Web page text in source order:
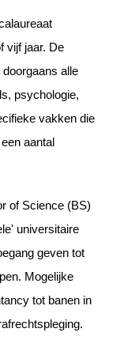
vijf jaar. De
alle
psychologie,
vakken die
aantal
of Science (BS)
universitaire
geven tot
Mogelijke
tot banen in